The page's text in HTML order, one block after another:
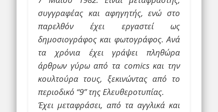
συγγραφέας και αφηγητής, ενώ στο
παρελθόν έχει εργαστεί ως
δημοσιογράφος και φωτογράφος. Ανά
τα χρόνια έχει γράψει πληθώρα
άρθρων γύρω από τα comics και την
κουλτούρα τους, ξεκινώντας από το
περιοδικό “9” της Ελευθεροτυπίας.
Έχει μεταφράσει, από τα αγγλικά και